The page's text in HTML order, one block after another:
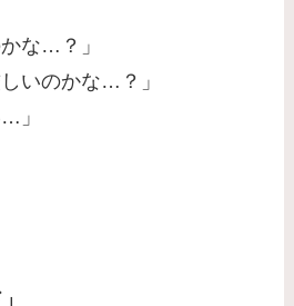
な…？」
いのかな…？」
」